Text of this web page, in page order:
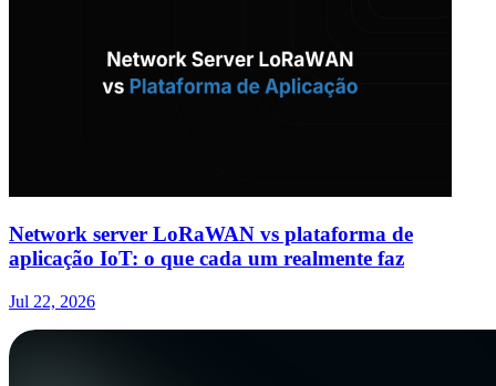
Network server LoRaWAN vs plataforma de
aplicação IoT: o que cada um realmente faz
Jul 22, 2026